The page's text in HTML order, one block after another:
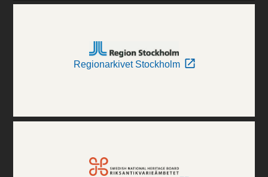
Regionarkivet Stockholm